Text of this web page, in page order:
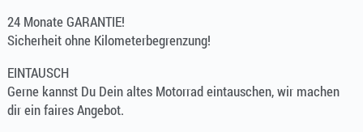
24 Monate GARANTIE!
Sicherheit ohne Kilometerbegrenzung!
EINTAUSCH
Gerne kannst Du Dein altes Motorrad eintauschen, wir machen
dir ein faires Angebot.